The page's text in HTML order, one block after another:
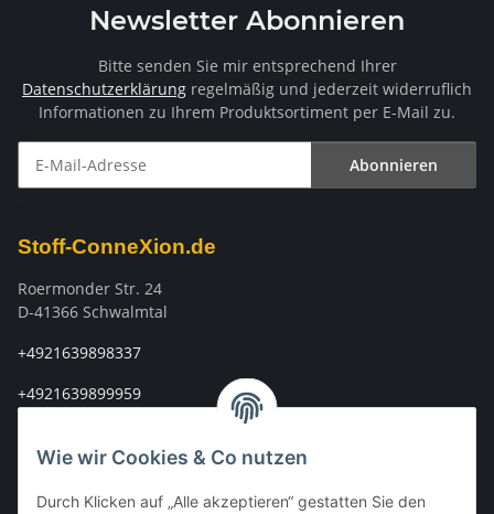
Wie wir Cookies & Co nutzen
Durch Klicken auf „Alle akzeptieren“ gestatten Sie den
Newsletter Abonnieren
Bitte senden Sie mir entsprechend Ihrer
Datenschutzerklärung regelmäßig und jederzeit widerruflich
Informationen zu Ihrem Produktsortiment per E-Mail zu.
Abonnieren
Stoff-ConneXion.de
Roermonder Str. 24
D-41366 Schwalmtal
+4921639898337
+4921639899959